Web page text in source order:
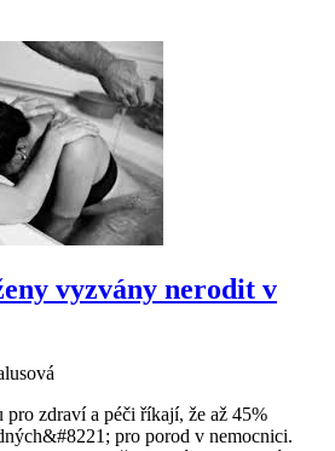
vyzvány nerodit v
zdraví a péči říkají, že až 45%
pro porod v nemocnici.